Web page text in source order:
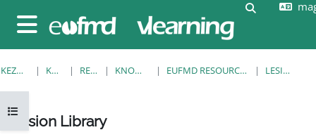
Oldalpanel
Keresési
Kurzusmutató megnyitása
KEZDŐOLDAL KURZUSOK RESOURCES KNOWLEDGE BANK EUFMD RESOURCES: CLINICAL DIAGNOSIS LESION LIBRARY
Lesion Library